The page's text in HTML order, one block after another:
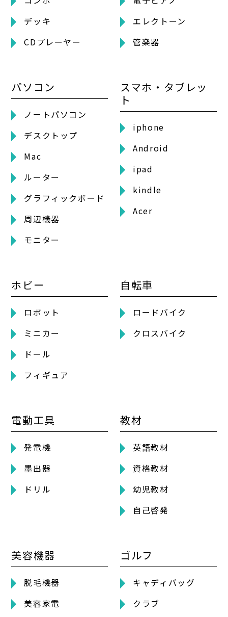
デッキ
CDプレーヤー
エレクトーン
管楽器
パソコン
ノートパソコン
デスクトップ
Mac
ルーター
グラフィックボード
周辺機器
モニター
スマホ・タブレッ
ト
iphone
Android
ipad
kindle
Acer
ホビー
ロボット
ミニカー
ドール
フィギュア
自転車
ロードバイク
クロスバイク
電動工具
発電機
墨出器
ドリル
教材
英語教材
資格教材
幼児教材
自己啓発
美容機器
脱毛機器
美容家電
ゴルフ
キャディバッグ
クラブ